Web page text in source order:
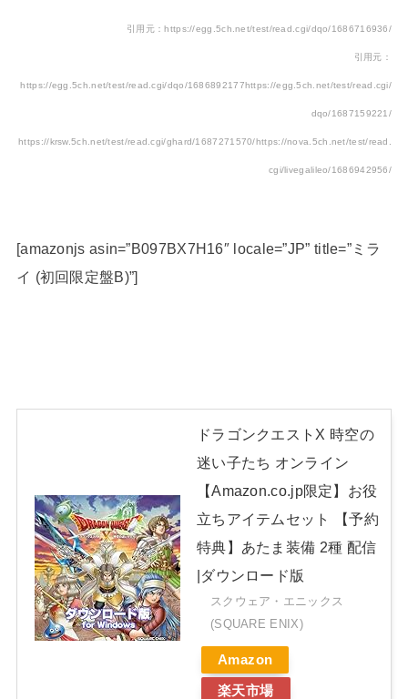
引用元：https://egg.5ch.net/test/read.cgi/dqo/1686716936/
引用元：
https://egg.5ch.net/test/read.cgi/dqo/1686892177https://egg.5ch.net/test/read.cgi/
dqo/1687159221/
https://krsw.5ch.net/test/read.cgi/ghard/1687271570/https://nova.5ch.net/test/read.
cgi/livegalileo/1686942956/
[amazonjs asin=”B097BX7H16″ locale=”JP” title=”ミラ
イ (初回限定盤B)”]
ドラゴンクエストX 時空の
迷い子たち オンライン
【Amazon.co.jp限定】お役
立ちアイテムセット 【予約
特典】あたま装備 2種 配信
|ダウンロード版
スクウェア・エニックス
(SQUARE ENIX)
Amazon
楽天市場